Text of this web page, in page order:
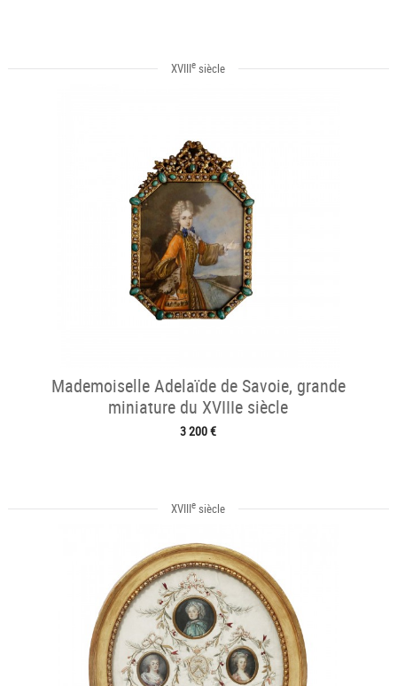
XVIIIe siècle
Mademoiselle Adelaïde de Savoie, grande
miniature du XVIIIe siècle
3 200 €
XVIIIe siècle